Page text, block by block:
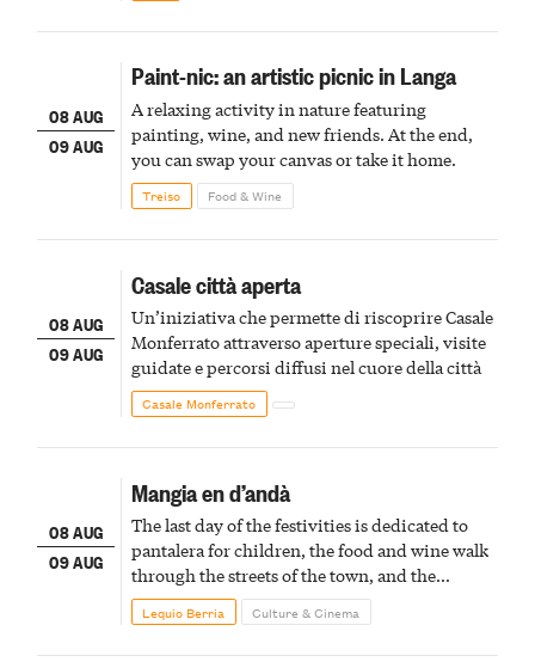
08 AUG
09 AUG
Paint-nic: an artistic picnic in Langa
A relaxing activity in nature featuring
painting, wine, and new friends. At the end,
you can swap your canvas or take it home.
Treiso Food & Wine
08 AUG
09 AUG
Casale città aperta
Un’iniziativa che permette di riscoprire Casale
Monferrato attraverso aperture speciali, visite
guidate e percorsi diffusi nel cuore della città
Casale Monferrato
08 AUG
09 AUG
Mangia en d’andà
The last day of the festivities is dedicated to
pantalera for children, the food and wine walk
through the streets of the town, and the
fireworks finale
Lequio Berria Culture & Cinema